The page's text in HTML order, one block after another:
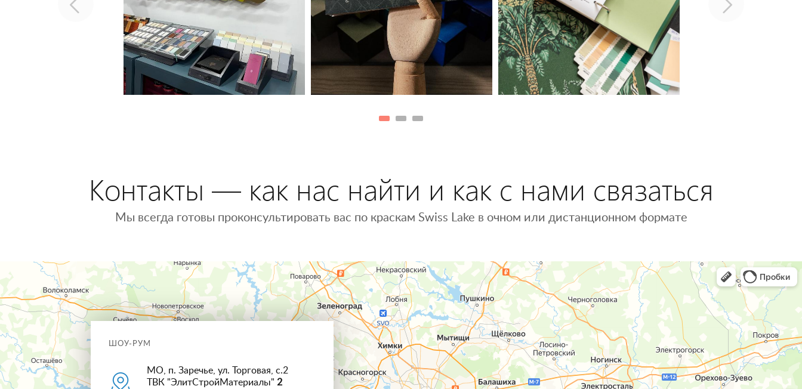
Контакты — как нас найти и как с нами связаться
Мы всегда готовы проконсультировать вас по краскам Swiss Lake в очном или дистанционном формате
ШОУ-РУМ
МО, п. Заречье, ул. Торговая, с.2
ТВК "ЭлитСтройМатериалы" 2